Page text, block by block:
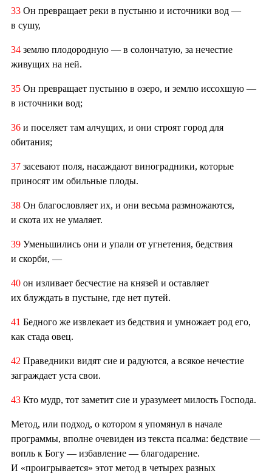
33 Он превращает реки в пустыню и источники вод —
в сушу,
34 землю плодородную — в солончатую, за нечестие
живущих на ней.
35 Он превращает пустыню в озеро, и землю иссохшую —
в источники вод;
36 и поселяет там алчущих, и они строят город для
обитания;
37 засевают поля, насаждают виноградники, которые
приносят им обильные плоды.
38 Он благословляет их, и они весьма размножаются,
и скота их не умаляет.
39 Уменьшились они и упали от угнетения, бедствия
и скорби, —
40 он изливает бесчестие на князей и оставляет
их блуждать в пустыне, где нет путей.
41 Бедного же извлекает из бедствия и умножает род его,
как стада овец.
42 Праведники видят сие и радуются, а всякое нечестие
заграждает уста свои.
43 Кто мудр, тот заметит сие и уразумеет милость Господа.
Метод, или подход, о котором я упомянул в начале
программы, вполне очевиден из текста псалма: бедствие —
вопль к Богу — избавление — благодарение.
И «проигрывается» этот метод в четырех разных